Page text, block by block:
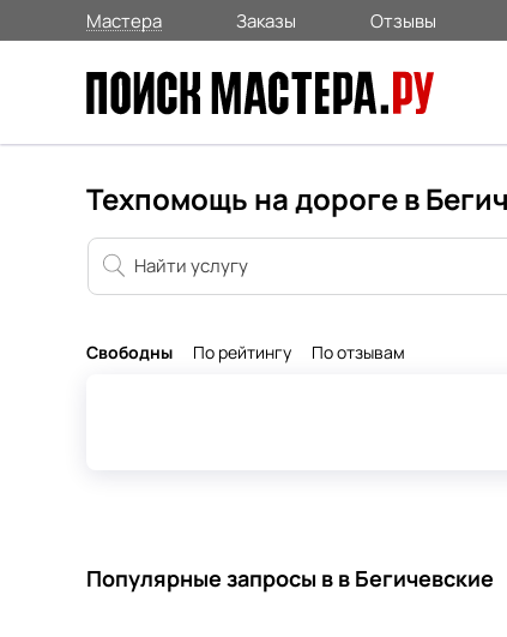
Мастера Заказы Отзывы
Техпомощь на дороге в
Свободны По рейтингу По отзывам
Популярные запросы в в Бегичевские